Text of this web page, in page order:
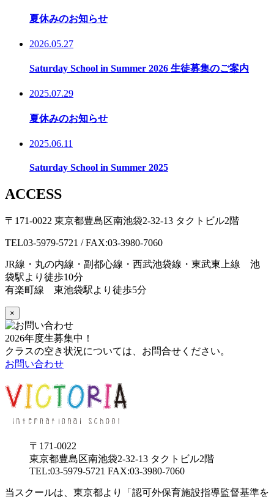
夏休みのお知らせ
2026.05.27
Saturday School in Summer 2026 生徒募集のご案内
2025.07.29
夏休みのお知らせ
2025.06.11
Saturday School in Summer 2025
ACCESS
〒171-0022 東京都豊島区南池袋2-32-13 タクトビル2階
TEL03-5979-5721 / FAX:03-3980-7060
JR線・丸の内線・副都心線・西武池袋線・東武東上線 池
袋駅より徒歩10分
有楽町線 東池袋駅より徒歩5分
×
2026年度生募集中！
クラスの空き状況については、お問合せください。
お問い合わせ
〒171-0022
東京都豊島区南池袋2-32-13 タクトビル2階
TEL:03-5979-5721 FAX:03-3980-7060
当スクールは、東京都より「認可外保育施設指導監督基準を